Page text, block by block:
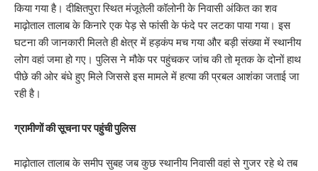
किया गया है। दीक्षितपुरा स्थित मंजूतेली कॉलोनी के निवासी अंकित का शव
माढ़ोताल तालाब के किनारे एक पेड़ से फांसी के फंदे पर लटका पाया गया। इस
घटना की जानकारी मिलते ही क्षेत्र में हड़कंप मच गया और बड़ी संख्या में स्थानीय
लोग वहां जमा हो गए। पुलिस ने मौके पर पहुंचकर जांच की तो मृतक के दोनों हाथ
पीछे की ओर बंधे हुए मिले जिससे इस मामले में हत्या की प्रबल आशंका जताई जा
रही है।
ग्रामीणों की सूचना पर पहुंची पुलिस
​माढ़ोताल तालाब के समीप सुबह जब कुछ स्थानीय निवासी वहां से गुजर रहे थे तब